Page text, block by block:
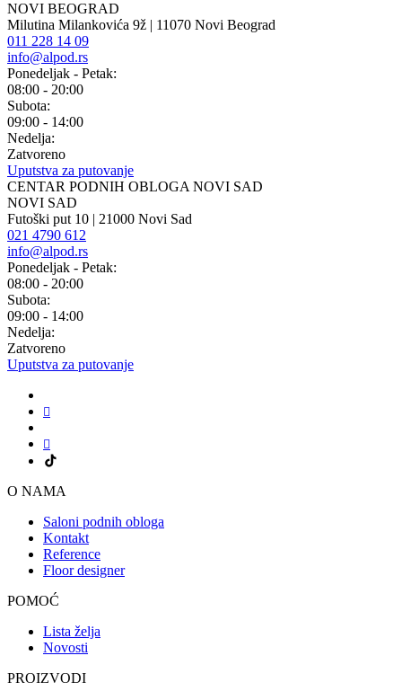
NOVI BEOGRAD
Milutina Milankovića 9ž | 11070 Novi Beograd
011 228 14 09
info@alpod.rs
Ponedeljak - Petak:
08:00 - 20:00
Subota:
09:00 - 14:00
Nedelja:
Zatvoreno
Uputstva za putovanje
CENTAR PODNIH OBLOGA NOVI SAD
NOVI SAD
Futoški put 10 | 21000 Novi Sad
021 4790 612
info@alpod.rs
Ponedeljak - Petak:
08:00 - 20:00
Subota:
09:00 - 14:00
Nedelja:
Zatvoreno
Uputstva za putovanje
O NAMA
Saloni podnih obloga
Kontakt
Reference
Floor designer
POMOĆ
Lista želja
Novosti
PROIZVODI